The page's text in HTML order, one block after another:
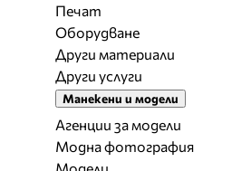
Печат
Оборудване
Други материали
Други услуги
Манекени и модели
Агенции за модели
Модна фотография
Модели